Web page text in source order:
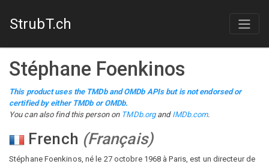
StrubT.ch
Stéphane Foenkinos
This product uses the TMDb and OMDb APIs but is not endorsed or
certified by either TMDb or OMDb.
You can also find this person on TMDb.organd IMDb.com.
French (Français)
Stéphane Foenkinos, né le 27 octobre 1968 à Paris, est un directeur de